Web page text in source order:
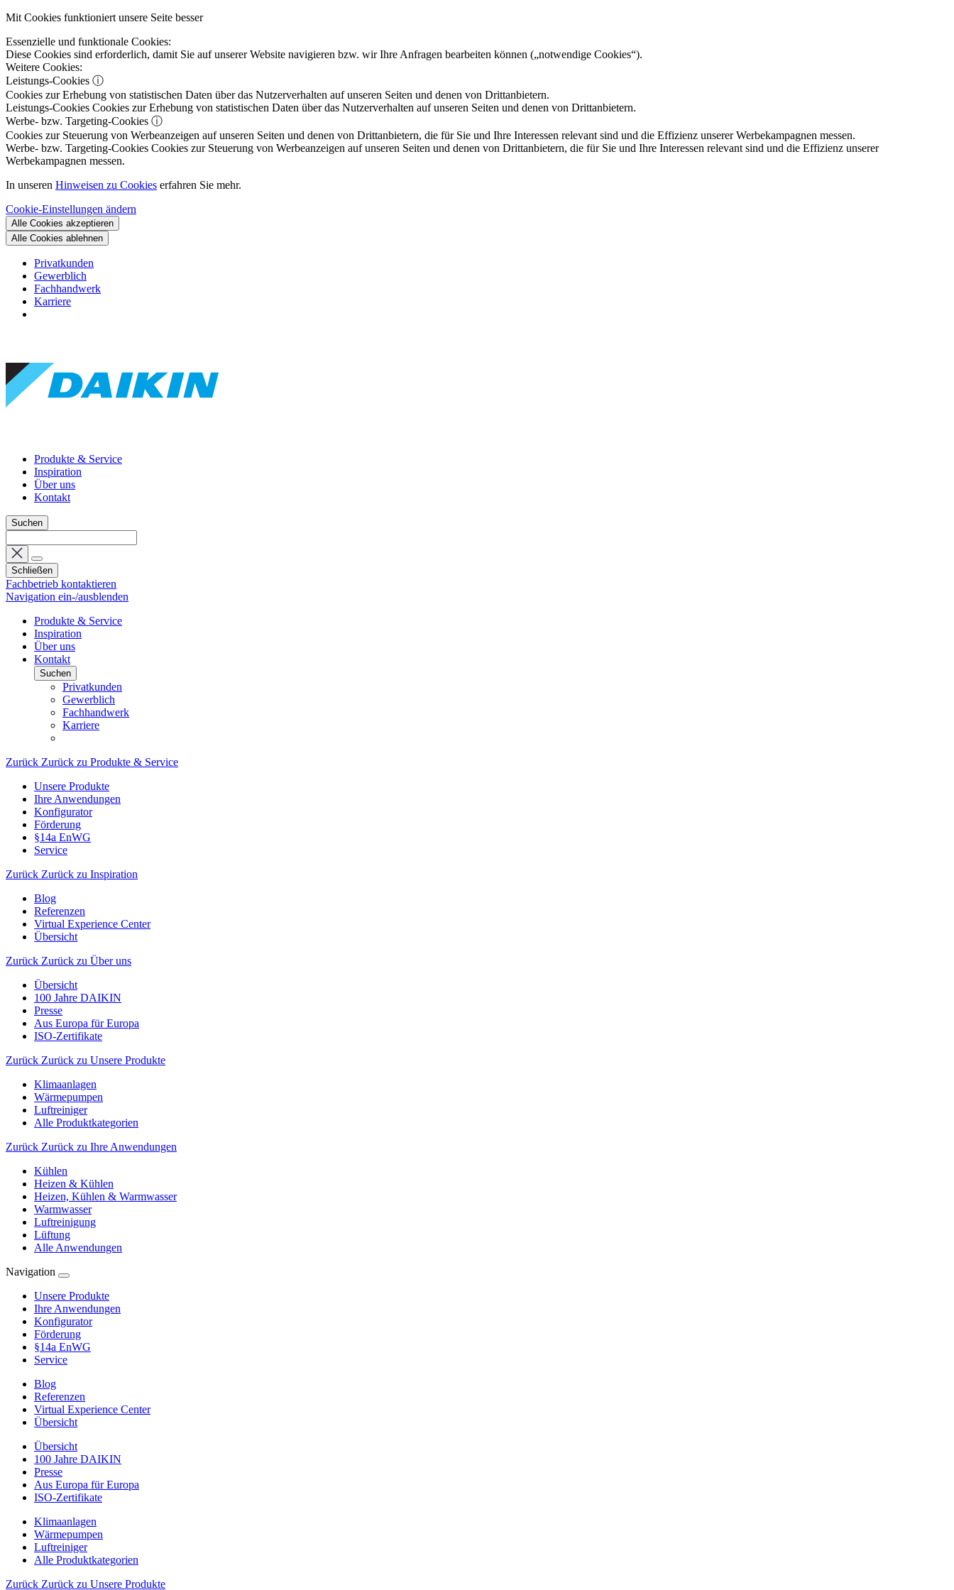
Mit Cookies funktioniert unsere Seite besser
Essenzielle und funktionale Cookies:
Diese Cookies sind erforderlich, damit Sie auf unserer Website navigieren bzw. wir Ihre Anfragen bearbeiten können („notwendige Cookies“).
Weitere Cookies:
Leistungs-Cookies ⓘ
Cookies zur Erhebung von statistischen Daten über das Nutzerverhalten auf unseren Seiten und denen von Drittanbietern.
Leistungs-Cookies Cookies zur Erhebung von statistischen Daten über das Nutzerverhalten auf unseren Seiten und denen von Drittanbietern.
Werbe- bzw. Targeting-Cookies ⓘ
Cookies zur Steuerung von Werbeanzeigen auf unseren Seiten und denen von Drittanbietern, die für Sie und Ihre Interessen relevant sind und die Effizienz unserer Werbekampagnen messen.
Werbe- bzw. Targeting-Cookies Cookies zur Steuerung von Werbeanzeigen auf unseren Seiten und denen von Drittanbietern, die für Sie und Ihre Interessen relevant sind und die Effizienz unserer
Werbekampagnen messen.
In unseren Hinweisen zu Cookies erfahren Sie mehr.
Cookie-Einstellungen ändern
Alle Cookies akzeptieren
Alle Cookies ablehnen
Privatkunden
Gewerblich
Fachhandwerk
Karriere
Produkte & Service
Inspiration
Über uns
Kontakt
Suchen
Schließen
Fachbetrieb kontaktieren
Navigation ein-/ausblenden
Produkte & Service
Inspiration
Über uns
Kontakt
Suchen
Privatkunden
Gewerblich
Fachhandwerk
Karriere
Zurück Zurück zu Produkte & Service
Unsere Produkte
Ihre Anwendungen
Konfigurator
Förderung
§14a EnWG
Service
Zurück Zurück zu Inspiration
Blog
Referenzen
Virtual Experience Center
Übersicht
Zurück Zurück zu Über uns
Übersicht
100 Jahre DAIKIN
Presse
Aus Europa für Europa
ISO-Zertifikate
Zurück Zurück zu Unsere Produkte
Klimaanlagen
Wärmepumpen
Luftreiniger
Alle Produktkategorien
Zurück Zurück zu Ihre Anwendungen
Kühlen
Heizen & Kühlen
Heizen, Kühlen & Warmwasser
Warmwasser
Luftreinigung
Lüftung
Alle Anwendungen
Navigation
Unsere Produkte
Ihre Anwendungen
Konfigurator
Förderung
§14a EnWG
Service
Blog
Referenzen
Virtual Experience Center
Übersicht
Übersicht
100 Jahre DAIKIN
Presse
Aus Europa für Europa
ISO-Zertifikate
Klimaanlagen
Wärmepumpen
Luftreiniger
Alle Produktkategorien
Zurück Zurück zu Unsere Produkte